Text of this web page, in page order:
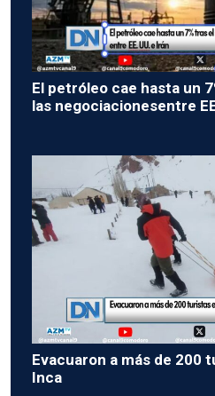
El petróleo cae hasta un
las negociacionesentre
Evacuaron a más de 200
Inca